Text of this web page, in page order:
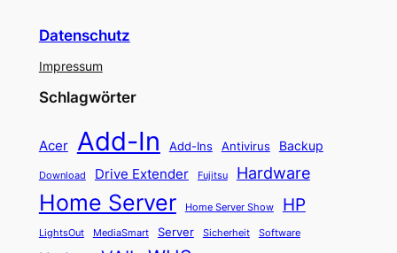
Datenschutz
Impressum
Schlagwörter
Acer Add-In Add-Ins Antivirus Backup
Download Drive Extender Fujitsu Hardware
Home Server Home Server Show HP
LightsOut MediaSmart Server Sicherheit Software